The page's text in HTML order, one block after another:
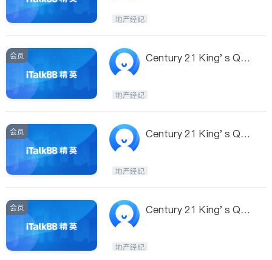
地产经纪
会员
Century 21 King' s Qua
地产经纪
会员
Century 21 King' s Qua
地产经纪
会员
Century 21 King' s Qua
地产经纪